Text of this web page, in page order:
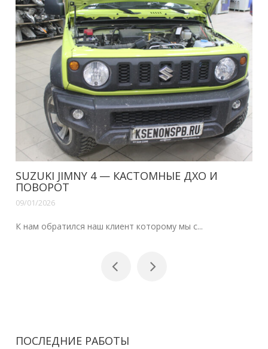
SUZUKI JIMNY 4 — КАСТОМНЫЕ ДХО И
ПОВОРОТ
09/01/2026
К нам обратился наш клиент которому мы с...
ПОСЛЕДНИЕ РАБОТЫ